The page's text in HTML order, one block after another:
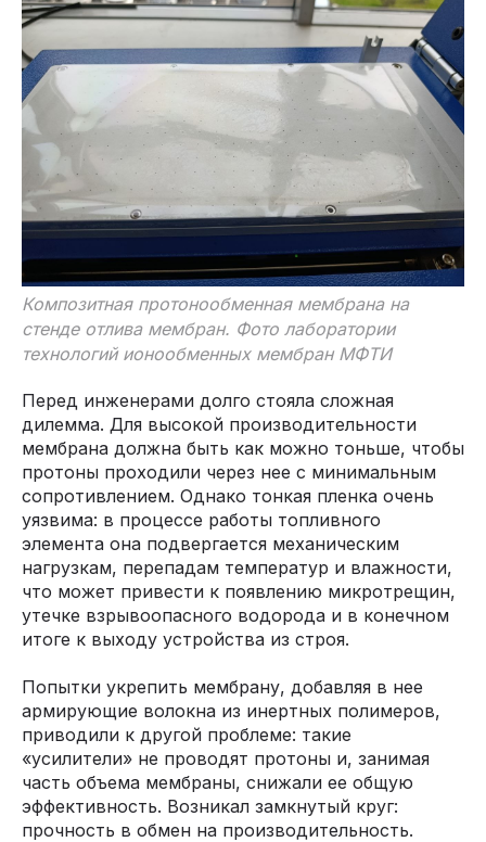
Композитная протонообменная мембрана на
стенде отлива мембран. Фото лаборатории
технологий ионообменных мембран МФТИ
Перед инженерами долго стояла сложная
дилемма. Для высокой производительности
мембрана должна быть как можно тоньше, чтобы
протоны проходили через нее с минимальным
сопротивлением. Однако тонкая пленка очень
уязвима: в процессе работы топливного
элемента она подвергается механическим
нагрузкам, перепадам температур и влажности,
что может привести к появлению микротрещин,
утечке взрывоопасного водорода и в конечном
итоге к выходу устройства из строя.
Попытки укрепить мембрану, добавляя в нее
армирующие волокна из инертных полимеров,
приводили к другой проблеме: такие
«усилители» не проводят протоны и, занимая
часть объема мембраны, снижали ее общую
эффективность. Возникал замкнутый круг:
прочность в обмен на производительность.